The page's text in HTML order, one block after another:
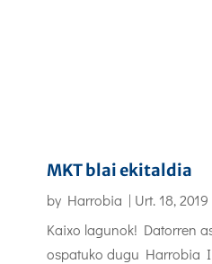
MKT blai ekitaldia
by Harrobia | Urt. 18, 2019
Kaixo lagunok! Datorren
ospatuko dugu Harrobia